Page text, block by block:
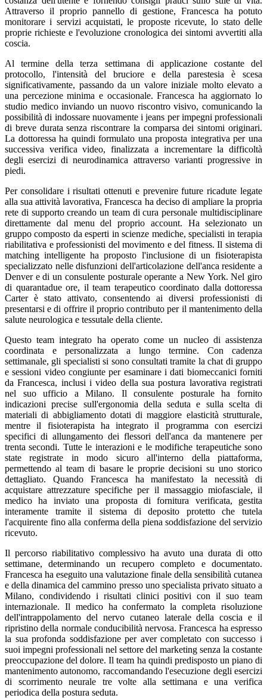
Attraverso il proprio pannello di gestione, Francesca ha potuto
monitorare i servizi acquistati, le proposte ricevute, lo stato delle
proprie richieste e l'evoluzione cronologica dei sintomi avvertiti alla
coscia.
Al termine della terza settimana di applicazione costante del
protocollo, l'intensità del bruciore e della parestesia è scesa
significativamente, passando da un valore iniziale molto elevato a
una percezione minima e occasionale. Francesca ha aggiornato lo
studio medico inviando un nuovo riscontro visivo, comunicando la
possibilità di indossare nuovamente i jeans per impegni professionali
di breve durata senza riscontrare la comparsa dei sintomi originari.
La dottoressa ha quindi formulato una proposta integrativa per una
successiva verifica video, finalizzata a incrementare la difficoltà
degli esercizi di neurodinamica attraverso varianti progressive in
piedi.
Per consolidare i risultati ottenuti e prevenire future ricadute legate
alla sua attività lavorativa, Francesca ha deciso di ampliare la propria
rete di supporto creando un team di cura personale multidisciplinare
direttamente dal menu del proprio account. Ha selezionato un
gruppo composto da esperti in scienze mediche, specialisti in terapia
riabilitativa e professionisti del movimento e del fitness. Il sistema di
matching intelligente ha proposto l'inclusione di un fisioterapista
specializzato nelle disfunzioni dell'articolazione dell'anca residente a
Denver e di un consulente posturale operante a New York. Nel giro
di quarantadue ore, il team terapeutico coordinato dalla dottoressa
Carter è stato attivato, consentendo ai diversi professionisti di
presentarsi e di offrire il proprio contributo per il mantenimento della
salute neurologica e tessutale della cliente.
Questo team integrato ha operato come un nucleo di assistenza
coordinata e personalizzata a lungo termine. Con cadenza
settimanale, gli specialisti si sono consultati tramite la chat di gruppo
e sessioni video congiunte per esaminare i dati biomeccanici forniti
da Francesca, inclusi i video della sua postura lavorativa registrati
nel suo ufficio a Milano. Il consulente posturale ha fornito
indicazioni precise sull'ergonomia della seduta e sulla scelta di
materiali di abbigliamento dotati di maggiore elasticità strutturale,
mentre il fisioterapista ha integrato il programma con esercizi
specifici di allungamento dei flessori dell'anca da mantenere per
trenta secondi. Tutte le interazioni e le modifiche terapeutiche sono
state registrate in modo sicuro all'interno della piattaforma,
permettendo al team di basare le proprie decisioni su uno storico
dettagliato. Quando Francesca ha manifestato la necessità di
acquistare attrezzature specifiche per il massaggio miofasciale, il
medico ha inviato una proposta di fornitura verificata, gestita
interamente tramite il sistema di deposito protetto che tutela
l'acquirente fino alla conferma della piena soddisfazione del servizio
ricevuto.
Il percorso riabilitativo complessivo ha avuto una durata di otto
settimane, determinando un recupero completo e documentato.
Francesca ha eseguito una valutazione finale della sensibilità cutanea
e della dinamica del cammino presso uno specialista privato situato a
Milano, condividendo i risultati clinici positivi con il suo team
internazionale. Il medico ha confermato la completa risoluzione
dell'intrappolamento del nervo cutaneo laterale della coscia e il
ripristino della normale conducibilità nervosa. Francesca ha espresso
la sua profonda soddisfazione per aver completato con successo i
suoi impegni professionali nel settore del marketing senza la costante
preoccupazione del dolore. Il team ha quindi predisposto un piano di
mantenimento autonomo, raccomandando l'esecuzione degli esercizi
di scorrimento neurale tre volte alla settimana e una verifica
periodica della postura seduta.